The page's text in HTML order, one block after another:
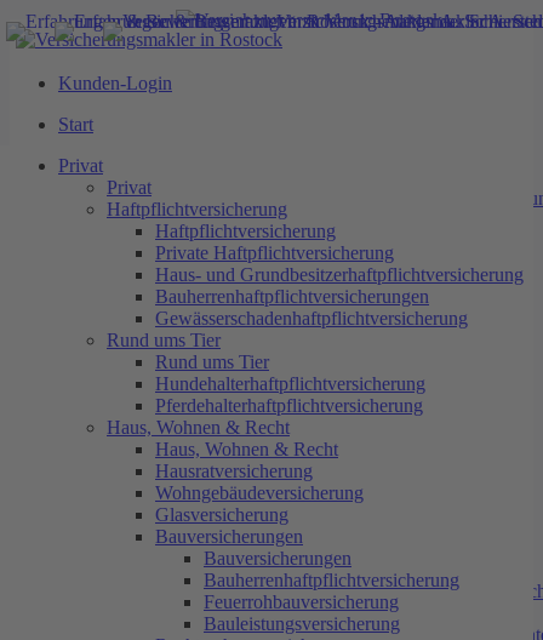
Haus- und
Bauherrenhaftpflichtversicherungen
Gewässerschadenhaftpflichtversicherung
Rund ums Tier
Hundehalterhaftpflichtversicherung
Pferdehalterhaftpflichtversicherung
Haus, Wohnen & Recht
Wohngebäudeversicherung
Glasversicherung
Bauversicherungen
Bauherrenhaftpflichtversicherung
Feuerrohbauversicherung
Bauleistungsversicherung
Rechtsschutzversicherung
Arbeitskraftabsicherung
Berufsunfähigkeitsversicherung
Ärzteversorgung MV
Risikoprüfung zur
Starter-BU
Berufsunfähigkeitsversicherung
Kunden-Login
Start
Privat
Privat
Haftpflichtversicherung
Haftpflichtversicherung
Private Haftpflichtversicherung
Haus- und Grundbesitzerhaftpflichtversicherung
Bauherrenhaftpflichtversicherungen
Gewässerschadenhaftpflichtversicherung
Rund ums Tier
Rund ums Tier
Hundehalterhaftpflichtversicherung
Pferdehalterhaftpflichtversicherung
Haus, Wohnen & Recht
Haus, Wohnen & Recht
Hausratversicherung
Wohngebäudeversicherung
Glasversicherung
Bauversicherungen
Bauversicherungen
Bauherrenhaftpflichtversicherung
Feuerrohbauversicherung
Bauleistungsversicherung